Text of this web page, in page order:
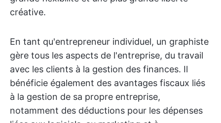
créative.
En tant qu'entrepreneur individuel, un graphiste
gère tous les aspects de l'entreprise, du travail
avec les clients à la gestion des finances. Il
bénéficie également des avantages fiscaux liés
à la gestion de sa propre entreprise,
notamment des déductions pour les dépenses